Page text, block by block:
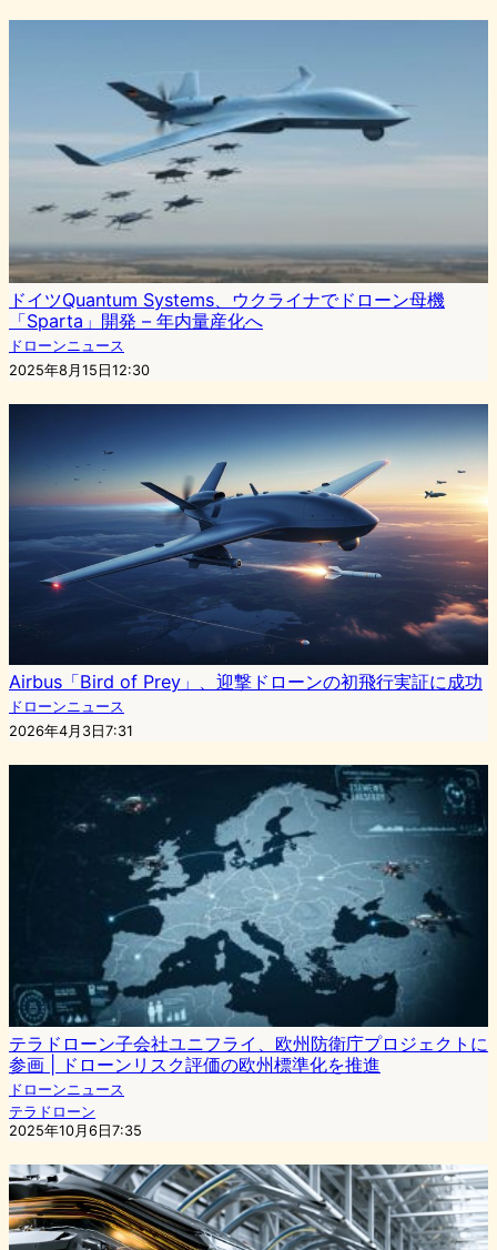
ドイツQuantum Systems、ウクライナでドローン母機
「Sparta」開発 – 年内量産化へ
ドローンニュース
2025年8月15日12:30
Airbus「Bird of Prey」、迎撃ドローンの初飛行実証に成功
ドローンニュース
2026年4月3日7:31
テラドローン子会社ユニフライ、欧州防衛庁プロジェクトに
参画 | ドローンリスク評価の欧州標準化を推進
ドローンニュース
テラドローン
2025年10月6日7:35